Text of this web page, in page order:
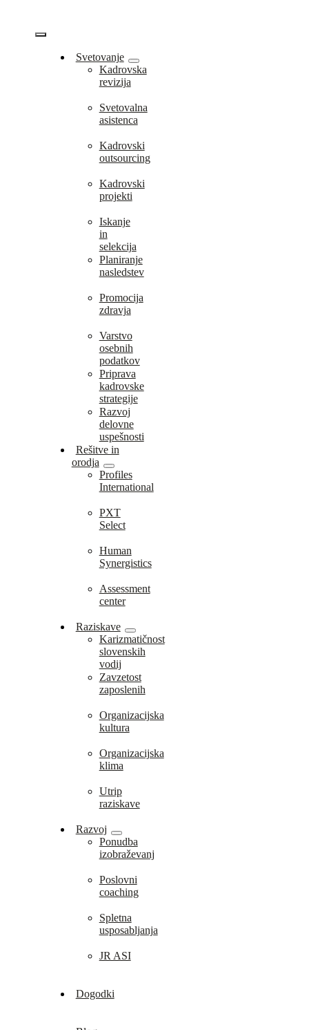
content
Vklopi/Izklopi
navigacijo
Svetovanje
Kadrovska
revizija
Svetovalna
asistenca
Kadrovski
outsourcing
Kadrovski
projekti
Iskanje
in
selekcija
Planiranje
nasledstev
Promocija
zdravja
Varstvo
osebnih
podatkov
Priprava
kadrovske
strategije
Razvoj
delovne
uspešnosti
Rešitve in
orodja
Profiles
International
PXT
Select
Human
Synergistics
Assessment
center
Raziskave
Karizmatičnost
slovenskih
vodij
Zavzetost
zaposlenih
Organizacijska
kultura
Organizacijska
klima
Utrip
raziskave
Razvoj
Ponudba
izobraževanj
Poslovni
coaching
Spletna
usposabljanja
JR ASI
Dogodki